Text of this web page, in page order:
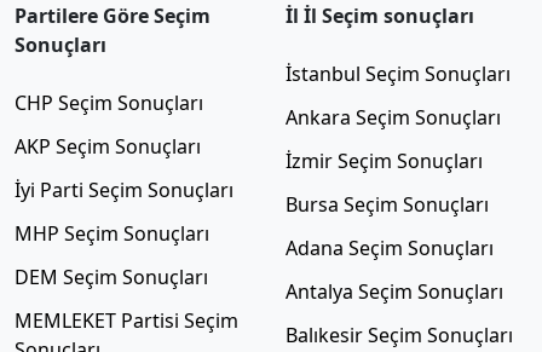
Partilere Göre Seçim
Sonuçları
CHP Seçim Sonuçları
AKP Seçim Sonuçları
İyi Parti Seçim Sonuçları
MHP Seçim Sonuçları
DEM Seçim Sonuçları
MEMLEKET Partisi Seçim
İl İl Seçim sonuçları
İstanbul Seçim Sonuçları
Ankara Seçim Sonuçları
İzmir Seçim Sonuçları
Bursa Seçim Sonuçları
Adana Seçim Sonuçları
Antalya Seçim Sonuçları
Balıkesir Seçim Sonuçları